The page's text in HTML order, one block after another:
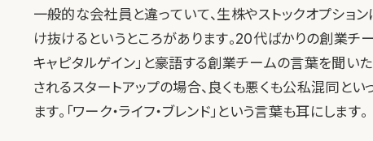
一般的な会社員と違っていて、生株やストックオプショ
け抜けるというところがあります。20代ばかりの創業チ
キャピタルゲイン」と豪語する創業チームの言葉を聞い
されるスタートアップの場合、良くも悪くも公私混同と
ます。「ワーク・ライフ・ブレンド」という言葉も耳にします。